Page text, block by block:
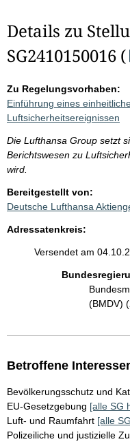
Details zu
SG2410150016 (
Zu Regelungsvorhaben:
Einführung eines
Luftsicherheitsereignissen
Die Lufthansa Group setzt
Berichtswesen zu
wird.
Bereitgestellt von:
Deutsche Lufthansa
Adressatenkreis:
Versendet am
(BMDV)
Betroffene
Bevölkerungsschutz und
EU-Gesetzgebung [alle SG
Luft- und Raumfahrt [alle
Polizeiliche und justizielle